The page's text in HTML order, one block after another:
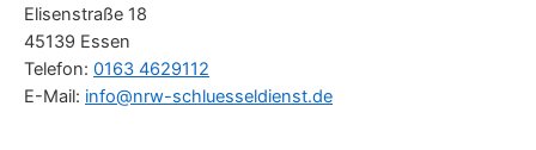
Elisenstraße 18
45139 Essen
Telefon: 0163 4629112
E-Mail: info@nrw-schluesseldienst.de